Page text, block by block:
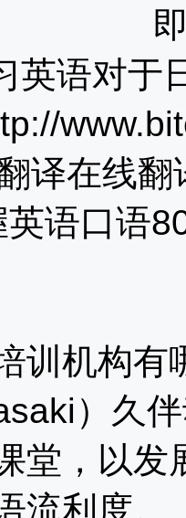
英语对于
译在线
英语口语
训机构
）久
堂，以发
流利度。